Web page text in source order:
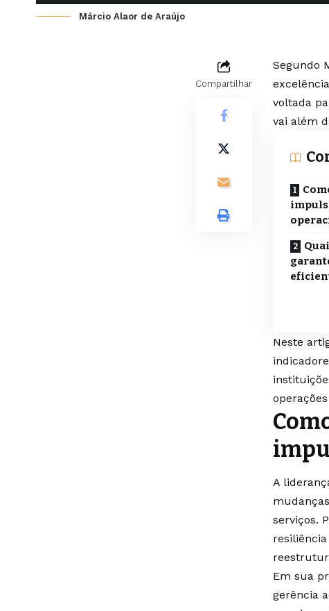
Márcio Alaor de Araújo
Compartilhar
Segundo
voltada
vai além
Neste
A
serviços.
Em sua
gerência